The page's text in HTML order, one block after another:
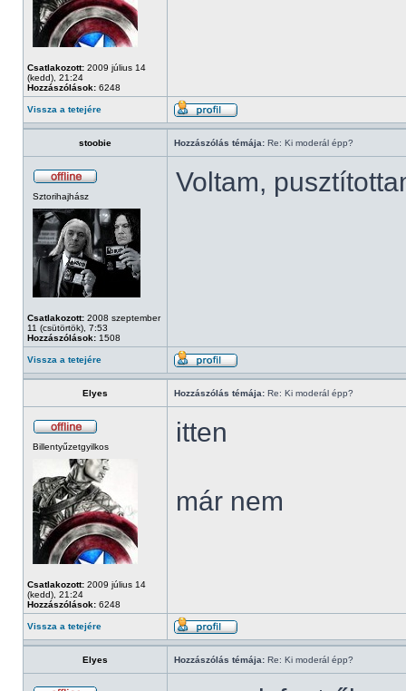
Csatlakozott: 2009 július 14
(kedd), 21:24
Hozzászólások: 6248
Vissza a tetejére
stoobie Hozzászólás témája: Re: Ki moderál épp?
Sztorihajhász
Csatlakozott: 2008 szeptember
11 (csütörtök), 7:53
Hozzászólások: 1508
Voltam,
Vissza a tetejére
Elyes Hozzászólás témája: Re: Ki moderál épp?
Billentyűzetgyilkos
Csatlakozott: 2009 július 14
(kedd), 21:24
Hozzászólások: 6248
itten
már nem
Vissza a tetejére
Elyes Hozzászólás témája: Re: Ki moderál épp?